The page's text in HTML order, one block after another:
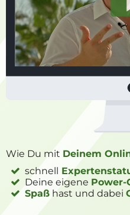
Wie Du mit Deinem
schnell
Deine eigene
Spaß hast und dabei